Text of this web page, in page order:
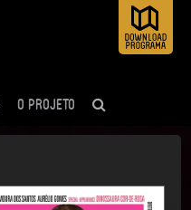
O PROJETO